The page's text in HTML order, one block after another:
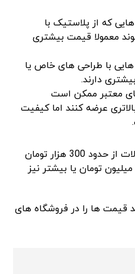
که از پلاستیک با
معمولا قیمت بیشتری
با طراحی های خاص یا
دارند.
معتبر ممکن است
عرضه کنند اما کیفیت
به طور کلی، قیمت این محصولات از حدود 300 هزار تومان
شروع شده و ممکن است تا 1 میلیون تومان یا بیشتر نیز
قیمت ها را در فروشگاه های